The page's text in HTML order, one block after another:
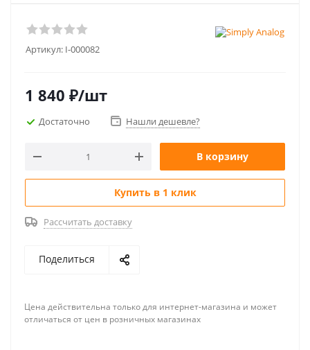
Артикул: I-000082
1 840 ₽/шт
Достаточно Нашли дешевле?
В корзину
Купить в 1 клик
Рассчитать доставку
Поделиться
Цена действительна только для интернет-магазина и может
отличаться от цен в розничных магазинах